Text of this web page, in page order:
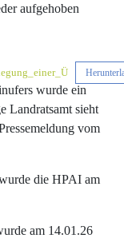
aufgehoben
wurde ein
Landratsamt sieht
vom
die HPAI am
am 14.01.26